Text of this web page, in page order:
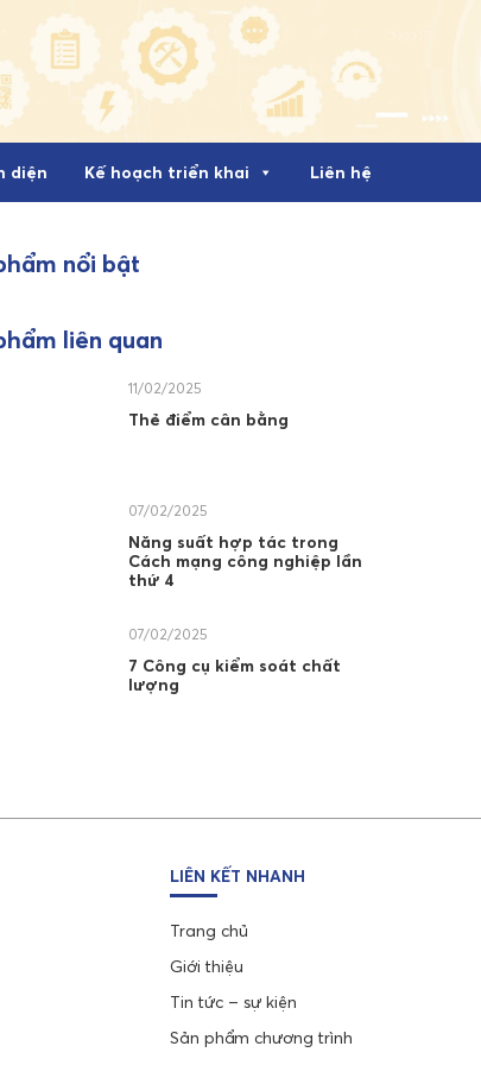
diện Kế hoạch triển khai Liên hệ
nổi bật
liên quan
11/02/2025
Thẻ điểm cân bằng
07/02/2025
Năng suất hợp tác trong
Cách mạng công nghiệp lần
thứ 4
07/02/2025
7 Công cụ kiểm soát chất
lượng
LIÊN KẾT NHANH
Trang chủ
Giới thiệu
Tin tức – sự kiện
Sản phẩm chương trình